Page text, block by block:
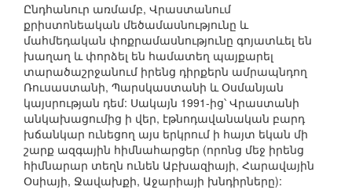
Ընդհանուր առմամբ, Վրաստանում
քրիստոնեական մեծամասնությունը և
մահմեդական փոքրամասնությունը գոյատևել են
խաղաղ և փորձել են համատեղ պայքարել
տարածաշրջանում իրենց դիրքերն ամրապնդող
Ռուսաստանի, Պարսկաստանի և Օսմանյան
կայսրության դեմ: Սակայն 1991-ից՝ Վրաստանի
անկախացումից ի վեր, էթնոդավանական բարդ
խճանկար ունեցող այս երկրում ի հայտ եկան մի
շարք ազգային հիմնահարցեր (որոնց մեջ իրենց
հիմնարար տեղն ունեն Աբխազիայի, Հարավային
Օսիայի, Ջավախքի, Աջարիայի խնդիրները):